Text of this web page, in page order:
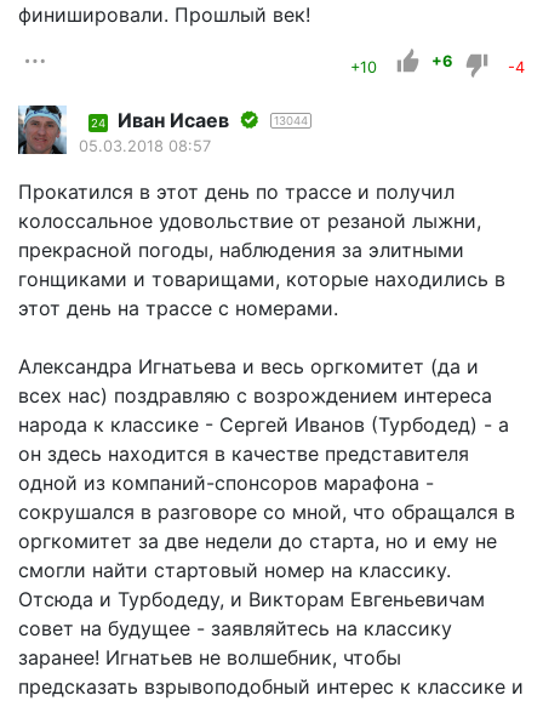
финишировали. Прошлый век!
+10 +6 -4
24 Иван Исаев 13044
05.03.2018 08:57
Прокатился в этот день по трассе и получил
колоссальное удовольствие от резаной лыжни,
прекрасной погоды, наблюдения за элитными
гонщиками и товарищами, которые находились в
этот день на трассе с номерами.
Александра Игнатьева и весь оргкомитет (да и
всех нас) поздравляю с возрождением интереса
народа к классике - Сергей Иванов (Турбодед) - а
он здесь находится в качестве представителя
одной из компаний-спонсоров марафона -
сокрушался в разговоре со мной, что обращался в
оргкомитет за две недели до старта, но и ему не
смогли найти стартовый номер на классику.
Отсюда и Турбодеду, и Викторам Евгеньевичам
совет на будущее - заявляйтесь на классику
заранее! Игнатьев не волшебник, чтобы
предсказать взрывоподобный интерес к классике и